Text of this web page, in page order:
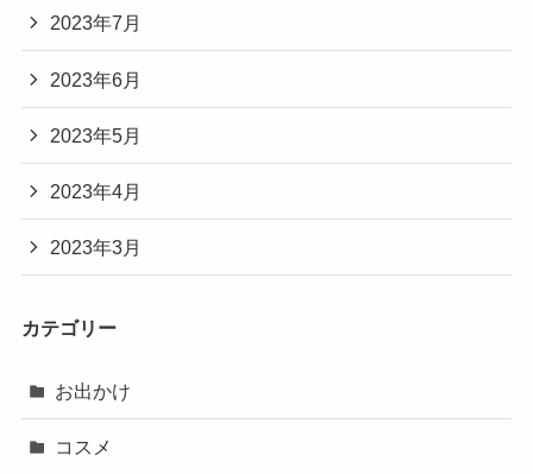
2023年7月
2023年6月
2023年5月
2023年4月
2023年3月
カテゴリー
お出かけ
コスメ